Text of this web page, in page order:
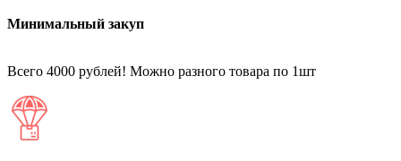
Минимальный закуп
Всего 4000 рублей! Можно разного товара по 1шт